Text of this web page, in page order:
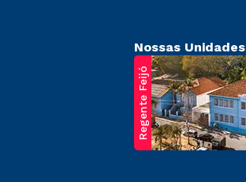
Nossas Unidades
Regente Feijó